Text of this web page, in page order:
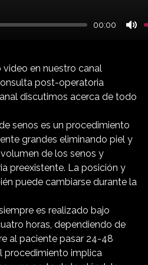
00:00
video en nuestro canal
post-operatoria
discutimos acerca de todo
senos es un procedimiento
grandes eliminando piel y
de los senos y
preexistente. La posición y
puede cambiarse durante la
es realizado bajo
horas, dependiendo de
al paciente pasar 24-48
procedimiento implica